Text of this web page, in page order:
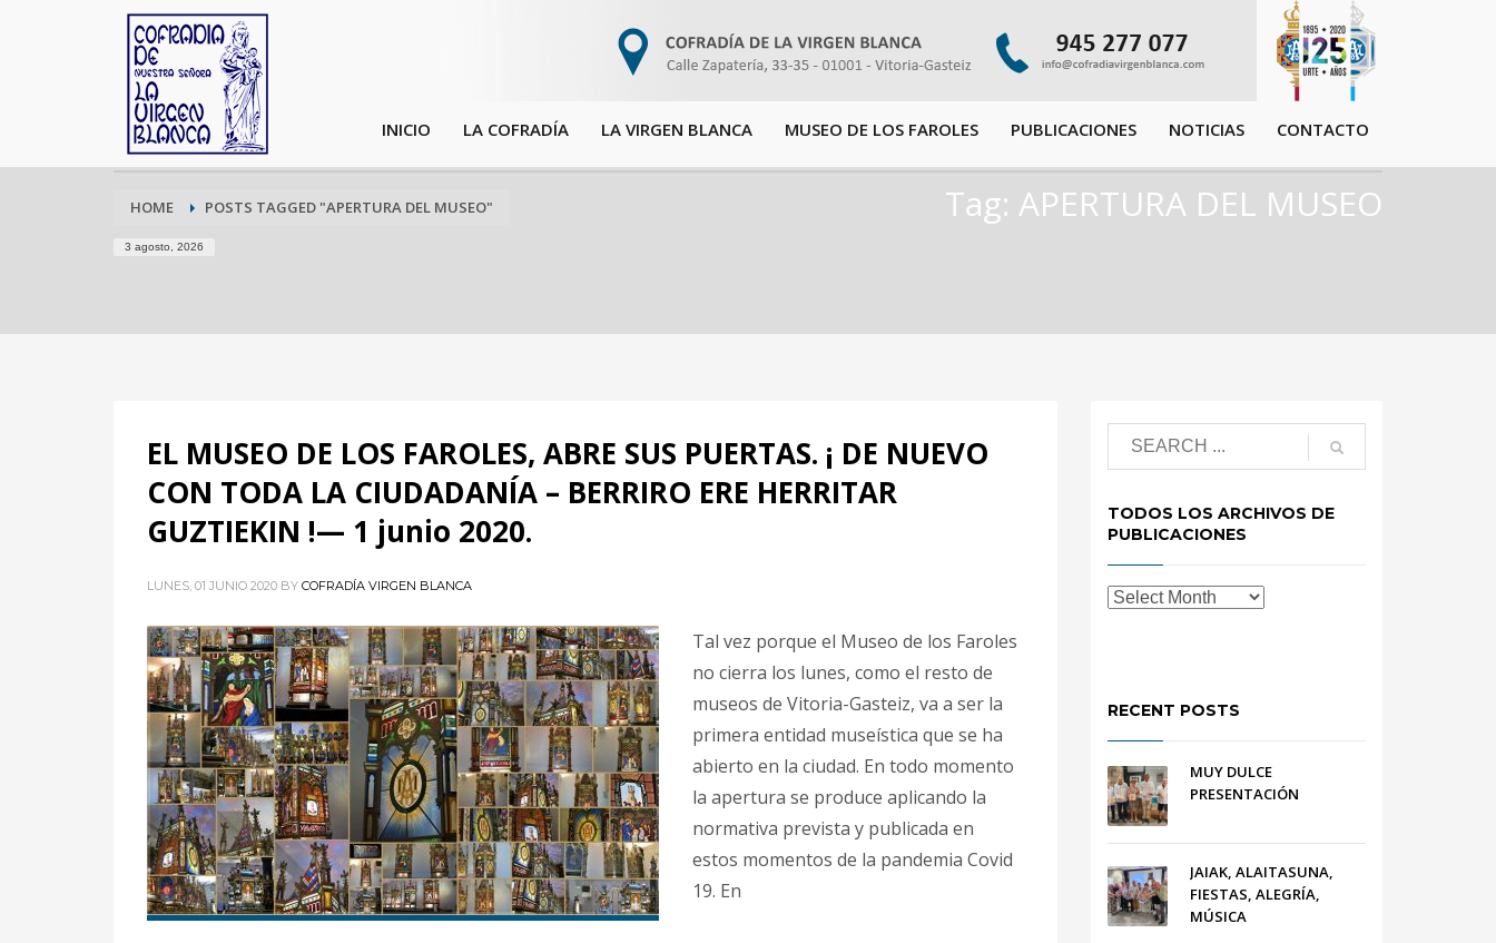
INICIO LA COFRADÍA LA VIRGEN BLANCA MUSEO DE LOS FAROLES PUBLICACIONES NOTICIAS CONTACTO
HOME POSTS TAGGED "APERTURA DEL MUSEO"
3 agosto, 2026
Tag: APERTURA DEL MUSEO
EL MUSEO DE LOS FAROLES, ABRE SUS PUERTAS. ¡ DE NUEVO
CON TODA LA CIUDADANÍA – BERRIRO ERE HERRITAR
GUZTIEKIN !— 1 junio 2020.
LUNES, 01 JUNIO 2020 BY COFRADÍA VIRGEN BLANCA
Tal vez porque el Museo de los Faroles
no cierra los lunes, como el resto de
museos de Vitoria-Gasteiz, va a ser la
primera entidad museística que se ha
abierto en la ciudad. En todo momento
la apertura se produce aplicando la
normativa prevista y publicada en
estos momentos de la pandemia Covid
19. En
TODOS LOS ARCHIVOS DE
PUBLICACIONES
RECENT POSTS
MUY DULCE
PRESENTACIÓN
JAIAK, ALAITASUNA,
FIESTAS, ALEGRÍA,
MÚSICA